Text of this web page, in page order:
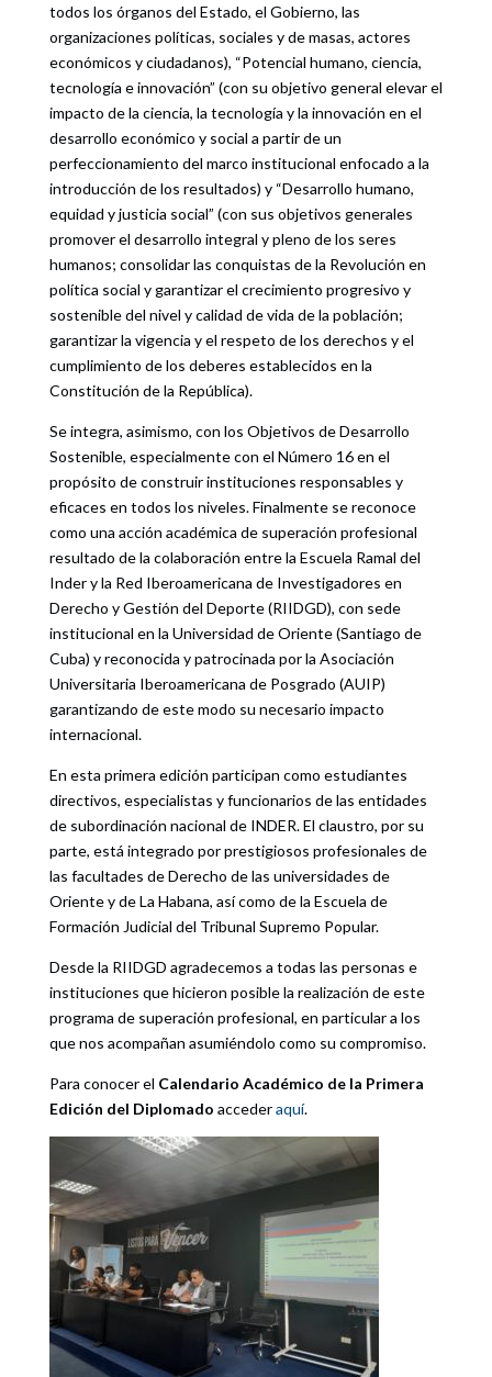
todos los órganos del Estado, el Gobierno, las
organizaciones políticas, sociales y de masas, actores
económicos y ciudadanos), “Potencial humano, ciencia,
tecnología e innovación” (con su objetivo general elevar el
impacto de la ciencia, la tecnología y la innovación en el
desarrollo económico y social a partir de un
perfeccionamiento del marco institucional enfocado a la
introducción de los resultados) y “Desarrollo humano,
equidad y justicia social” (con sus objetivos generales
promover el desarrollo integral y pleno de los seres
humanos; consolidar las conquistas de la Revolución en
política social y garantizar el crecimiento progresivo y
sostenible del nivel y calidad de vida de la población;
garantizar la vigencia y el respeto de los derechos y el
cumplimiento de los deberes establecidos en la
Constitución de la República).
Se integra, asimismo, con los Objetivos de Desarrollo
Sostenible, especialmente con el Número 16 en el
propósito de construir instituciones responsables y
eficaces en todos los niveles. Finalmente se reconoce
como una acción académica de superación profesional
resultado de la colaboración entre la Escuela Ramal del
Inder y la Red Iberoamericana de Investigadores en
Derecho y Gestión del Deporte (RIIDGD), con sede
institucional en la Universidad de Oriente (Santiago de
Cuba) y reconocida y patrocinada por la Asociación
Universitaria Iberoamericana de Posgrado (AUIP)
garantizando de este modo su necesario impacto
internacional.
En esta primera edición participan como estudiantes
directivos, especialistas y funcionarios de las entidades
de subordinación nacional de INDER. El claustro, por su
parte, está integrado por prestigiosos profesionales de
las facultades de Derecho de las universidades de
Oriente y de La Habana, así como de la Escuela de
Formación Judicial del Tribunal Supremo Popular.
Desde la RIIDGD agradecemos a todas las personas e
instituciones que hicieron posible la realización de este
programa de superación profesional, en particular a los
que nos acompañan asumiéndolo como su compromiso.
Para conocer el Calendario Académico de la Primera
Edición del Diplomado accederaquí.